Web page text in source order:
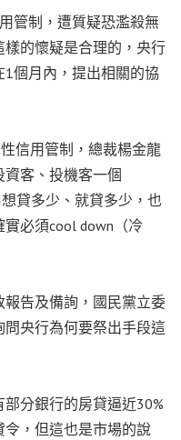
管制，遭質疑恐濫殺無
的懷疑是合理的，央行
個月內，提出相關的協
信用管制，總裁楊金龍
客、投機客一個
貸多少、就貸多少，也
必須cool down（冷
告及備詢，國民黨立委
央行為何要祭出手段這
分銀行的房貸逼近30%
，但這也是市場的說